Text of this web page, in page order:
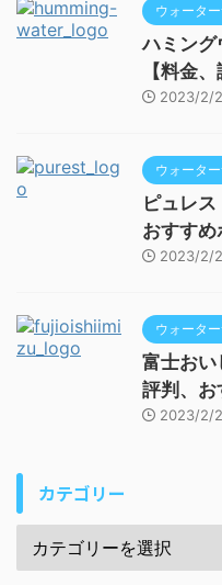
ウォータ
ハミング
【料金
2023/2/
ウォータ
ピュレ
おすすめ
2023/2/
ウォータ
富士おい
評判、お
2023/2/
カテゴリー